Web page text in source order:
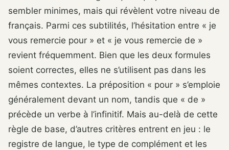
sembler minimes, mais qui révèlent votre niveau de
français. Parmi ces subtilités, l’hésitation entre « je
vous remercie pour » et « je vous remercie de »
revient fréquemment. Bien que les deux formules
soient correctes, elles ne s’utilisent pas dans les
mêmes contextes. La préposition « pour » s’emploie
généralement devant un nom, tandis que « de »
précède un verbe à l’infinitif. Mais au-delà de cette
règle de base, d’autres critères entrent en jeu : le
registre de langue, le type de complément et les